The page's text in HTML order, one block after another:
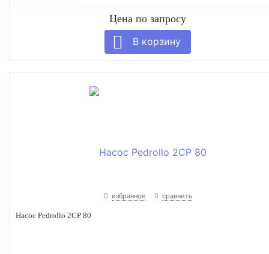
Цена по запросу
избранное сравнить
Насос Pedrollo 2CP 80